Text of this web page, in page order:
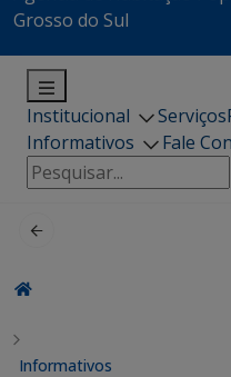
Grosso do Sul
Institucional Serviços
Informativos
Fale
Pesquisar
por:
Informativos